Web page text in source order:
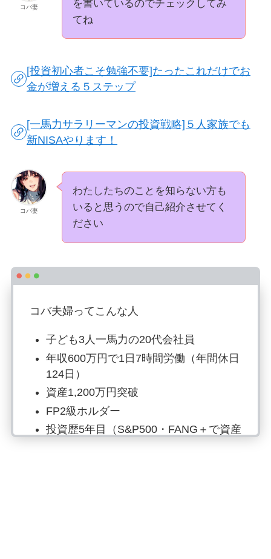
コバ妻
を書いているのでチェックしてみ
てね
[投資初心者こそ勉強不要]たったこれだけでお
金が増える５ステップ
[一馬力サラリーマンの投資戦略]５人家族でも
新NISAやります！
コバ妻
わたしたちのことを知らない方も
いると思うので自己紹介させてく
ださい
コバ夫婦ってこんな人
子ども3人一馬力の20代会社員
年収600万円で1日7時間労働（年間休日
124日）
資産1,200万円突破
FP2級ホルダー
投資歴5年目（S&P500・FANG＋で資産